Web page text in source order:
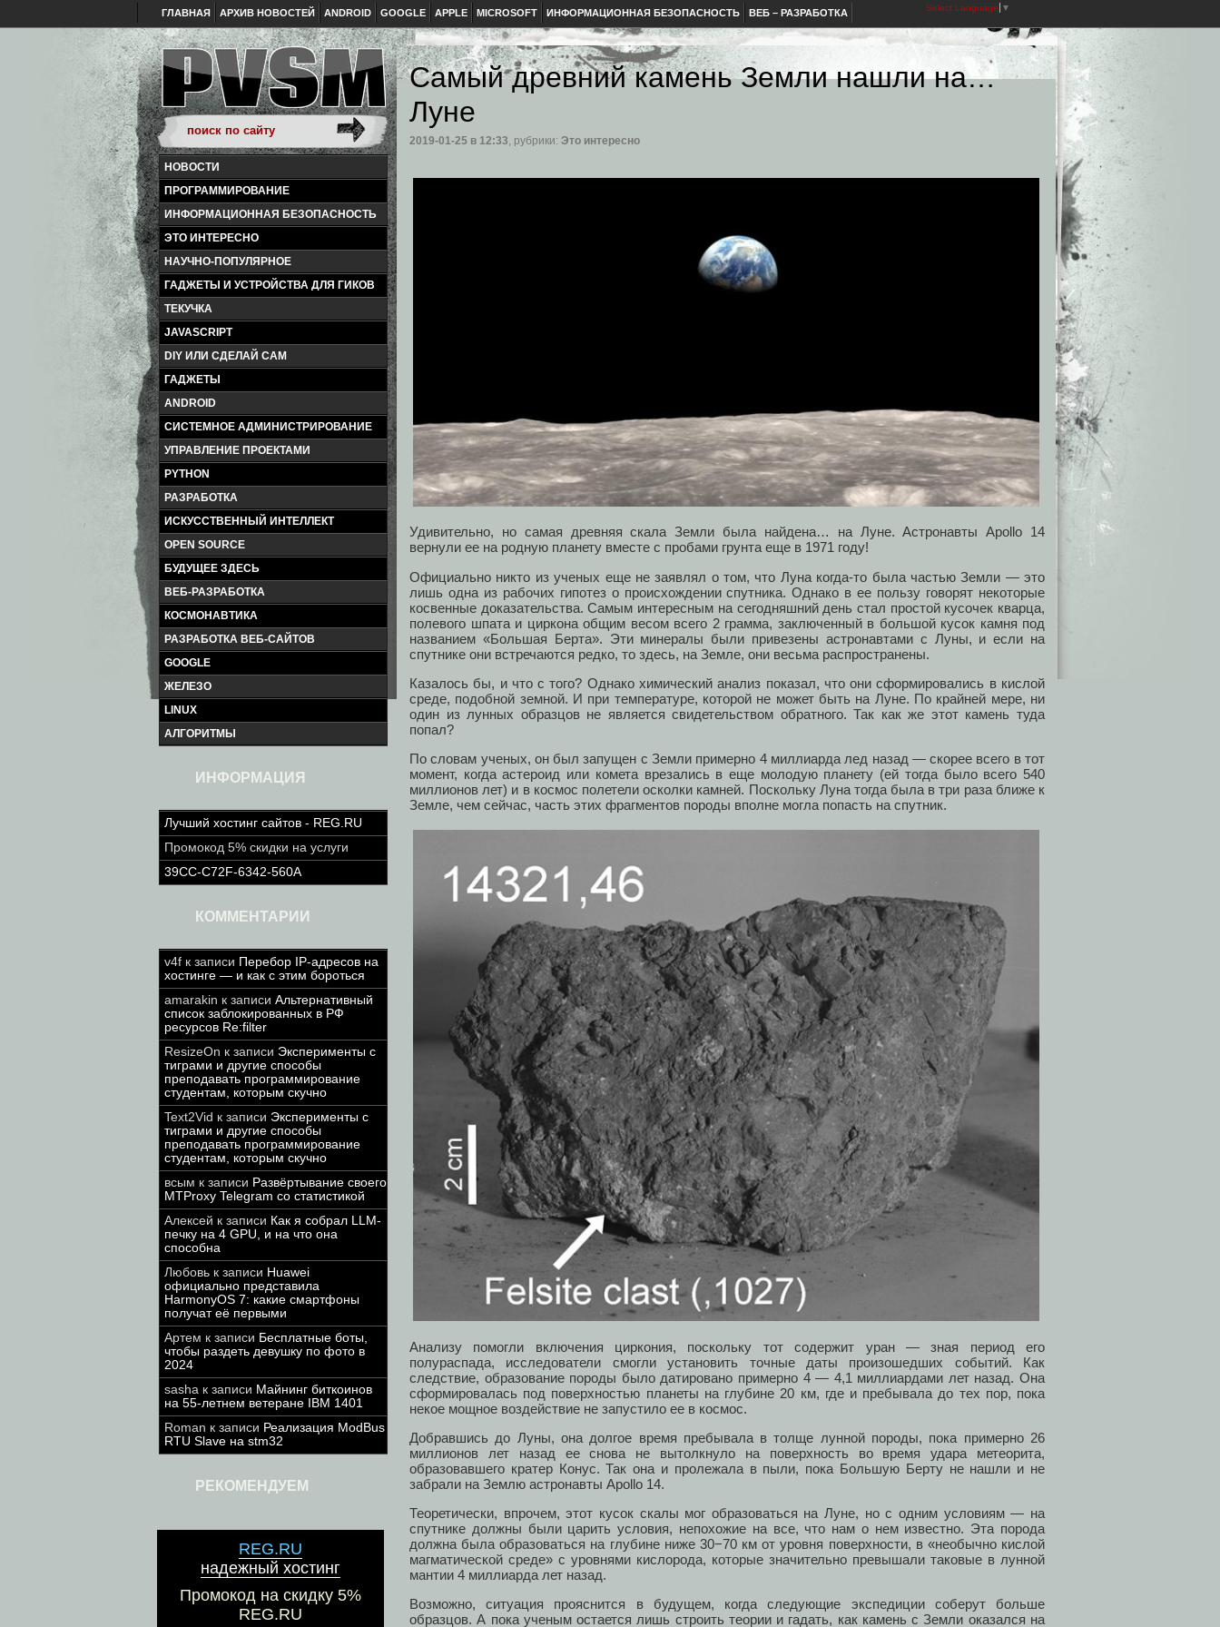
ГЛАВНАЯ АРХИВ НОВОСТЕЙ ANDROID GOOGLE APPLE MICROSOFT ИНФОРМАЦИОННАЯ БЕЗОПАСНОСТЬ ВЕБ – РАЗРАБОТКА Select Language ▼
НОВОСТИ
ПРОГРАММИРОВАНИЕ
ИНФОРМАЦИОННАЯ БЕЗОПАСНОСТЬ
ЭТО ИНТЕРЕСНО
НАУЧНО-ПОПУЛЯРНОЕ
ГАДЖЕТЫ И УСТРОЙСТВА ДЛЯ ГИКОВ
ТЕКУЧКА
JAVASCRIPT
DIY ИЛИ СДЕЛАЙ САМ
ГАДЖЕТЫ
ANDROID
СИСТЕМНОЕ АДМИНИСТРИРОВАНИЕ
УПРАВЛЕНИЕ ПРОЕКТАМИ
PYTHON
РАЗРАБОТКА
ИСКУССТВЕННЫЙ ИНТЕЛЛЕКТ
OPEN SOURCE
БУДУЩЕЕ ЗДЕСЬ
ВЕБ-РАЗРАБОТКА
КОСМОНАВТИКА
РАЗРАБОТКА ВЕБ-САЙТОВ
GOOGLE
ЖЕЛЕЗО
LINUX
АЛГОРИТМЫ
ИНФОРМАЦИЯ
Лучший хостинг сайтов - REG.RU
Промокод 5% скидки на услуги
39CC-C72F-6342-560A
КОММЕНТАРИИ
v4f к записи Перебор IP-адресов на
хостинге — и как с этим бороться
amarakin к записи Альтернативный
список заблокированных в РФ
ресурсов Re:filter
ResizeOn к записи Эксперименты с
тиграми и другие способы
преподавать программирование
студентам, которым скучно
Text2Vid к записи Эксперименты с
тиграми и другие способы
преподавать программирование
студентам, которым скучно
всым к записи Развёртывание своего
MTProxy Telegram со статистикой
Алексей к записи Как я собрал LLM-
печку на 4 GPU, и на что она
способна
Любовь к записи Huawei
официально представила
HarmonyOS 7: какие смартфоны
получат её первыми
Артем к записи Бесплатные боты,
чтобы раздеть девушку по фото в
2024
sasha к записи Майнинг биткоинов
на 55-летнем ветеране IBM 1401
Roman к записи Реализация ModBus
RTU Slave на stm32
РЕКОМЕНДУЕМ
REG.RU
надежный хостинг
Промокод на скидку 5%
REG.RU
Самый древний камень Земли нашли на…
Луне
2019-01-25 в 12:33, рубрики: Это интересно
Удивительно, но самая древняя скала Земли была найдена… на Луне. Астронавты Apollo 14
вернули ее на родную планету вместе с пробами грунта еще в 1971 году!
Официально никто из ученых еще не заявлял о том, что Луна когда-то была частью Земли — это
лишь одна из рабочих гипотез о происхождении спутника. Однако в ее пользу говорят некоторые
косвенные доказательства. Самым интересным на сегодняшний день стал простой кусочек кварца,
полевого шпата и циркона общим весом всего 2 грамма, заключенный в большой кусок камня под
названием «Большая Берта». Эти минералы были привезены астронавтами с Луны, и если на
спутнике они встречаются редко, то здесь, на Земле, они весьма распространены.
Казалось бы, и что с того? Однако химический анализ показал, что они сформировались в кислой
среде, подобной земной. И при температуре, которой не может быть на Луне. По крайней мере, ни
один из лунных образцов не является свидетельством обратного. Так как же этот камень туда
попал?
По словам ученых, он был запущен с Земли примерно 4 миллиарда лед назад — скорее всего в тот
момент, когда астероид или комета врезались в еще молодую планету (ей тогда было всего 540
миллионов лет) и в космос полетели осколки камней. Поскольку Луна тогда была в три раза ближе к
Земле, чем сейчас, часть этих фрагментов породы вполне могла попасть на спутник.
Анализу помогли включения циркония, поскольку тот содержит уран — зная период его
полураспада, исследователи смогли установить точные даты произошедших событий. Как
следствие, образование породы было датировано примерно 4 — 4,1 миллиардами лет назад. Она
сформировалась под поверхностью планеты на глубине 20 км, где и пребывала до тех пор, пока
некое мощное воздействие не запустило ее в космос.
Добравшись до Луны, она долгое время пребывала в толще лунной породы, пока примерно 26
миллионов лет назад ее снова не вытолкнуло на поверхность во время удара метеорита,
образовавшего кратер Конус. Так она и пролежала в пыли, пока Большую Берту не нашли и не
забрали на Землю астронавты Apollo 14.
Теоретически, впрочем, этот кусок скалы мог образоваться на Луне, но с одним условиям — на
спутнике должны были царить условия, непохожие на все, что нам о нем известно. Эта порода
должна была образоваться на глубине ниже 30−70 км от уровня поверхности, в «необычно кислой
магматической среде» с уровнями кислорода, которые значительно превышали таковые в лунной
мантии 4 миллиарда лет назад.
Возможно, ситуация прояснится в будущем, когда следующие экспедиции соберут больше
образцов. А пока ученым остается лишь строить теории и гадать, как камень с Земли оказался на